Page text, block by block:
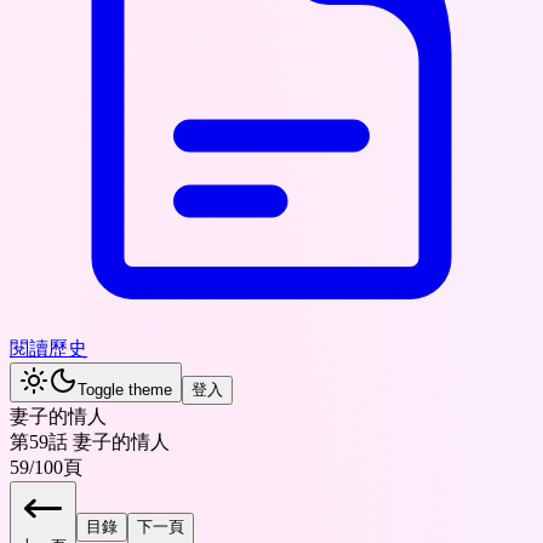
閱讀歷史
Toggle theme 登入
妻子的情人
第59話 妻子的情人
59/100頁
目錄 下一頁